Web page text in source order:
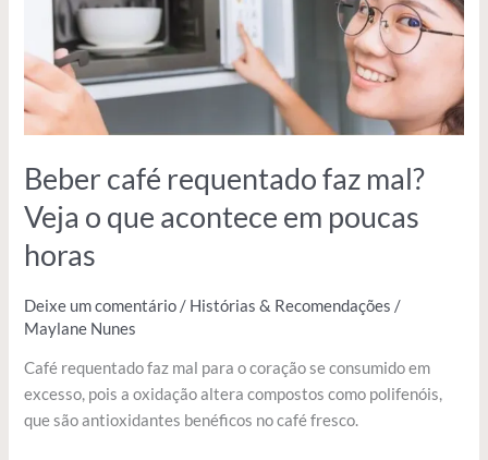
Beber café requentado faz mal?
Veja o que acontece em poucas
horas
Deixe um comentário / Histórias & Recomendações /
Maylane Nunes
Café requentado faz mal para o coração se consumido em
excesso, pois a oxidação altera compostos como polifenóis,
que são antioxidantes benéficos no café fresco.
acontece
em
poucas
horas